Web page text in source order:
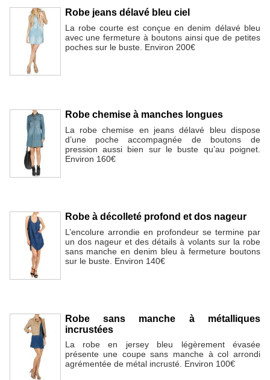
Robe jeans délavé bleu ciel
La robe courte est conçue en denim délavé bleu
avec une fermeture à boutons ainsi que de petites
poches sur le buste. Environ 200€
Robe chemise à manches longues
La robe chemise en jeans délavé bleu dispose
d’une poche accompagnée de boutons de
pression aussi bien sur le buste qu’au poignet.
Environ 160€
Robe à décolleté profond et dos nageur
L’encolure arrondie en profondeur se termine par
un dos nageur et des détails à volants sur la robe
sans manche en denim bleu à fermeture boutons
sur le buste. Environ 140€
Robe sans manche à métalliques
incrustées
La robe en jersey bleu légèrement évasée
présente une coupe sans manche à col arrondi
agrémentée de métal incrusté. Environ 100€